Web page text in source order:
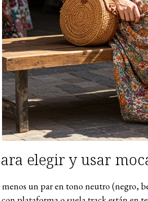
elegir y usar
un par en tono neutro (negro,